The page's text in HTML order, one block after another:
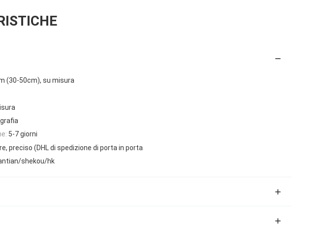
(30-50cm), su misura
5-7 giorni
preciso (DHL di spedizione di porta in porta
shekou/hk